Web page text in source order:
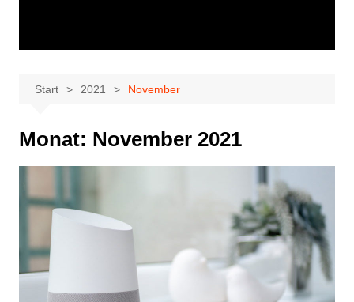
Start 2021 November
Monat: November 2021